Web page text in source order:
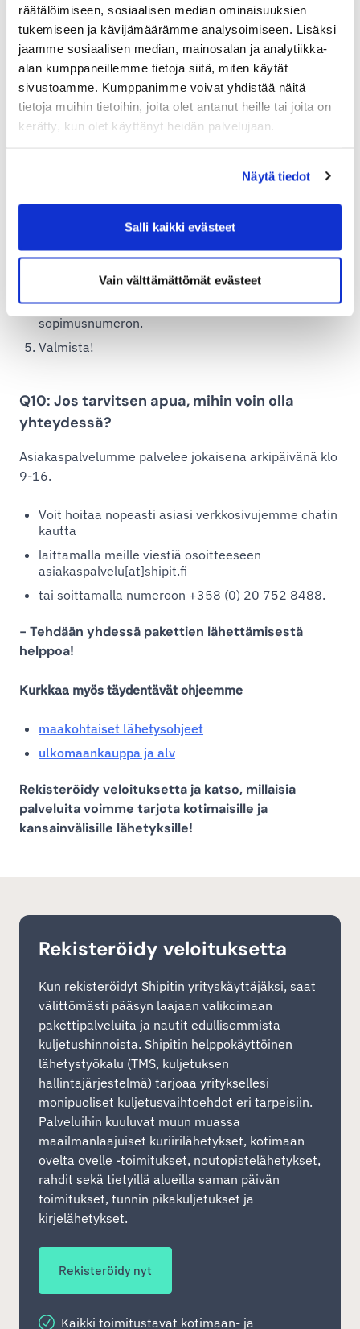
räätälöimiseen, sosiaalisen median ominaisuuksien
tukemiseen ja kävijämäärämme analysoimiseen. Lisäksi
jaamme sosiaalisen median, mainosalan ja analytiikka-
alan kumppaneillemme tietoja siitä, miten käytät
sivustoamme. Kumppanimme voivat yhdistää näitä
tietoja muihin tietoihin, joita olet antanut heille tai joita on
kerätty, kun olet käyttänyt heidän palvelujaan.
Näytä tiedot
Salli kaikki evästeet
Vain välttämättömät evästeet
Q9: Miten ulkomaan pakettien lähetys
aloitetaan käytännössä?
Rekisteröidy palvelumme käyttäjäksi
Lataa Shipit-lisäosa verkkokauppaasi (valtaosalle
alustoista ilmainen). Ohjeet tätä varten saat
suoraan sähköpostiisi.
luominen ei luo itsessään mitään kuluja. Mikäli
verkkokaupassa ei ole lähetyksiä, ei ole myöskään
kuluja.
Valitse haluamasi toimitustavat verkkokauppaasi ja
yleisimmät toimitusvaihtoehdot. Huom: mikäli
sinulla on jo olemassa oleva sopimusnumero, voit
meille olemassa olevan toimistusyhtiön ja
sopimusnumeron.
Valmista!
Q10: Jos tarvitsen apua, mihin voin olla
yhteydessä?
Asiakaspalvelumme palvelee jokaisena arkipäivänä klo
9-16.
Voit hoitaa nopeasti asiasi verkkosivujemme chatin
kautta
laittamalla meille viestiä osoitteeseen
asiakaspalvelu[at]shipit.fi
tai soittamalla numeroon +358 (0) 20 752 8488.
- Tehdään yhdessä pakettien lähettämisestä
helppoa!
Kurkkaa myös täydentävät ohjeemme
maakohtaiset lähetysohjeet
ulkomaankauppa ja alv
Rekisteröidy veloituksetta ja katso, millaisia
palveluita voimme tarjota kotimaisille ja
kansainvälisille lähetyksille!
Rekisteröidy veloituksetta
Kun rekisteröidyt Shipitin yrityskäyttäjäksi, saat
välittömästi pääsyn laajaan valikoimaan
pakettipalveluita ja nautit edullisemmista
kuljetushinnoista. Shipitin helppokäyttöinen
lähetystyökalu (TMS, kuljetuksen
hallintajärjestelmä) tarjoaa yrityksellesi
monipuoliset kuljetusvaihtoehdot eri tarpeisiin.
Palveluihin kuuluvat muun muassa
maailmanlaajuiset kuriirilähetykset, kotimaan
ovelta ovelle -toimitukset, noutopistelähetykset,
rahdit sekä tietyillä alueilla saman päivän
toimitukset, tunnin pikakuljetukset ja
kirjelähetykset.
Rekisteröidy nyt
Kaikki toimitustavat kotimaan- ja